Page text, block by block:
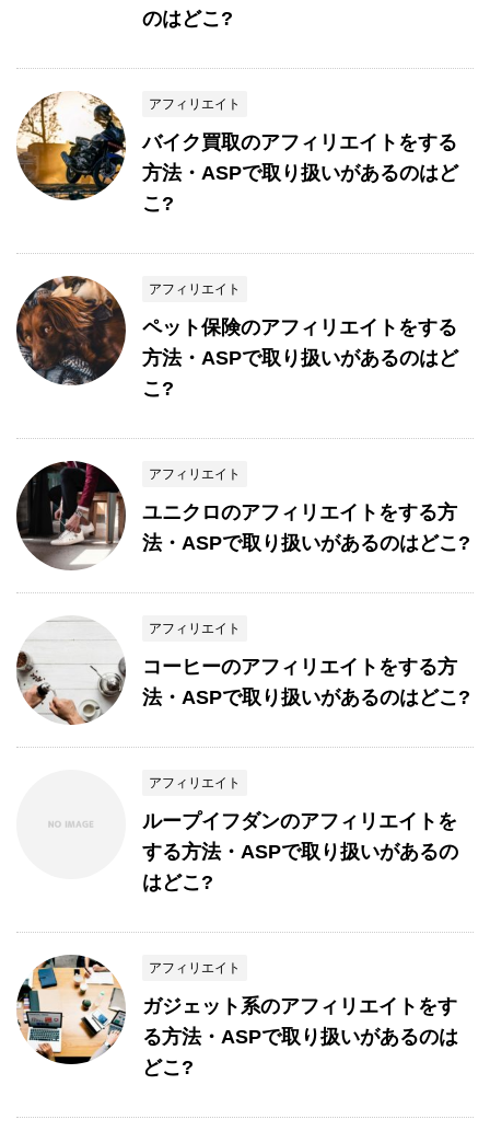
のはどこ?
アフィリエイト
バイク買取のアフィリエイトをする
方法・ASPで取り扱いがあるのはど
こ?
アフィリエイト
ペット保険のアフィリエイトをする
方法・ASPで取り扱いがあるのはど
こ?
アフィリエイト
ユニクロのアフィリエイトをする方
法・ASPで取り扱いがあるのはどこ?
アフィリエイト
コーヒーのアフィリエイトをする方
法・ASPで取り扱いがあるのはどこ?
アフィリエイト
ループイフダンのアフィリエイトを
する方法・ASPで取り扱いがあるの
はどこ?
アフィリエイト
ガジェット系のアフィリエイトをす
る方法・ASPで取り扱いがあるのは
どこ?